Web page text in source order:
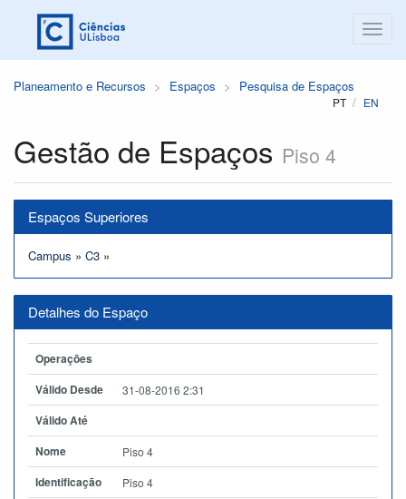
Planeamento e Recursos Espaços Pesquisa de Espaços
PT EN
Gestão de Espaços Piso 4
Espaços Superiores
Campus » C3 »
Detalhes do Espaço
Operações
Válido Desde
31-08-2016 2:31
Válido Até
Nome
Piso 4
Identificação Piso 4